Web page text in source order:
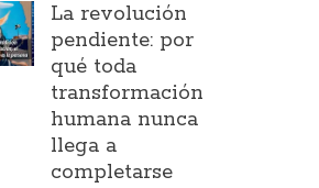
La revolución
pendiente: por
qué toda
transformación
humana nunca
llega a
completarse